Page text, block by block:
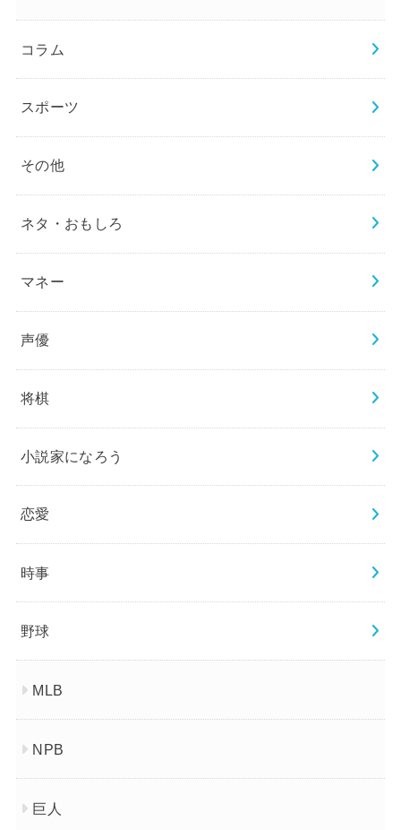
コラム
スポーツ
その他
ネタ・おもしろ
マネー
声優
将棋
小説家になろう
恋愛
時事
野球
MLB
NPB
巨人